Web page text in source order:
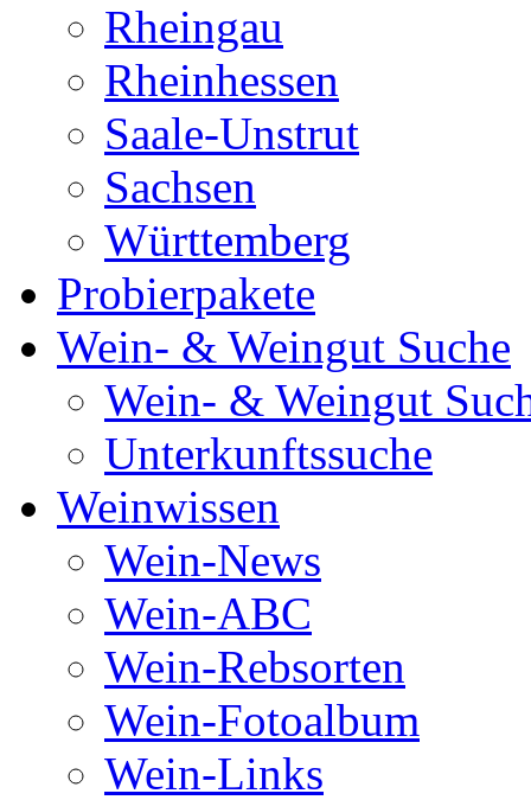
Rheingau
Rheinhessen
Saale-Unstrut
Sachsen
Württemberg
Probierpakete
Wein- & Weingut Suche
Wein- & Weingut
Unterkunftssuche
Weinwissen
Wein-News
Wein-ABC
Wein-Rebsorten
Wein-Fotoalbum
Wein-Links